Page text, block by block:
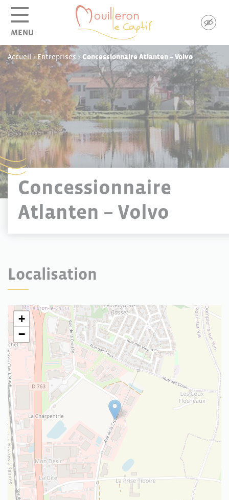
MENU
Accueil >Entreprises > Concessionnaire Atlanten – Volvo
Concessionnaire
Atlanten – Volvo
Localisation
+
−
Panneau de gestion des cookies